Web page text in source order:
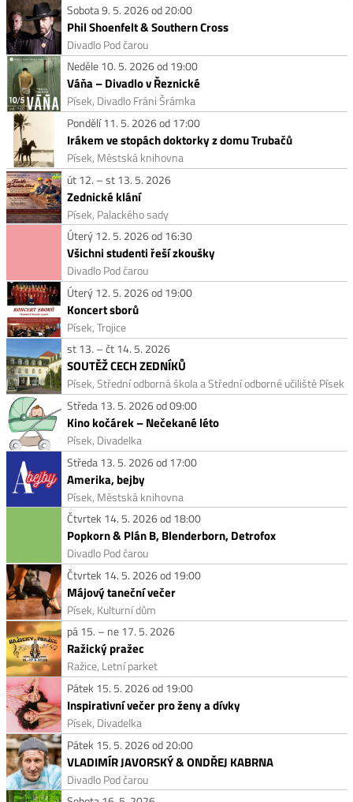
Sobota 9. 5. 2026 od 20:00
Phil Shoenfelt & Southern Cross
Divadlo Pod čarou
Neděle 10. 5. 2026 od 19:00
Váňa – Divadlo v Řeznické
Písek, Divadlo Fráni Šrámka
Pondělí 11. 5. 2026 od 17:00
Irákem ve stopách doktorky z domu Trubačů
Písek, Městská knihovna
út 12. – st 13. 5. 2026
Zednické klání
Písek, Palackého sady
Úterý 12. 5. 2026 od 16:30
Všichni studenti řeší zkoušky
Divadlo Pod čarou
Úterý 12. 5. 2026 od 19:00
Koncert sborů
Písek, Trojice
st 13. – čt 14. 5. 2026
SOUTĚŽ CECH ZEDNÍKŮ
Písek, Střední odborná škola a Střední odborné učiliště Písek
Středa 13. 5. 2026 od 09:00
Kino kočárek – Nečekané léto
Písek, Divadelka
Středa 13. 5. 2026 od 17:00
Amerika, bejby
Písek, Městská knihovna
Čtvrtek 14. 5. 2026 od 18:00
Popkorn & Plán B, Blenderborn, Detrofox
Divadlo Pod čarou
Čtvrtek 14. 5. 2026 od 19:00
Májový taneční večer
Písek, Kulturní dům
pá 15. – ne 17. 5. 2026
Ražický pražec
Ražice, Letní parket
Pátek 15. 5. 2026 od 19:00
Inspirativní večer pro ženy a dívky
Písek, Divadelka
Pátek 15. 5. 2026 od 20:00
VLADIMÍR JAVORSKÝ & ONDŘEJ KABRNA
Divadlo Pod čarou